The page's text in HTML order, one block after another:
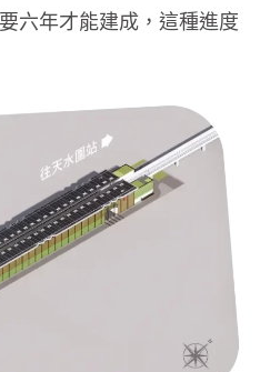
六年才能建成，這種進度